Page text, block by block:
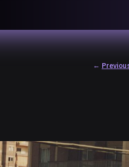
تشاركيّة تستقصي مفاهيم العالميّة
←